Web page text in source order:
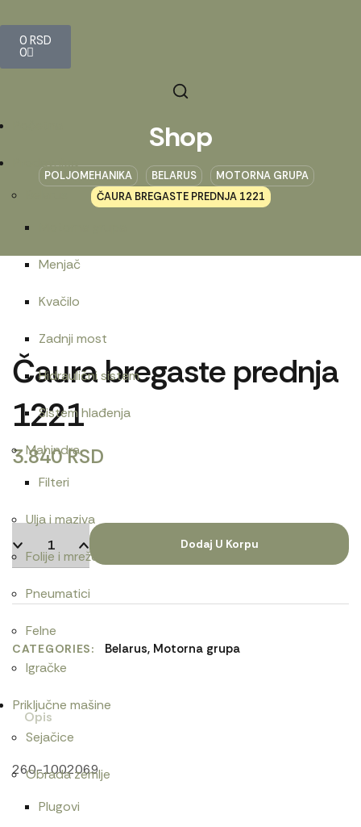
0 RSD
0
Prodavnica
Menjač
Kvačilo
Zadnji most
Hidraulični sistem
Sistem hlađenja
Mahindra
Filteri
Ulja i maziva
Folije i mreže
Pneumatici
Felne
Igračke
Priključne mašine
Sejačice
Obrada zemlje
Plugovi
Shop
POLJOMEHANIKA BELARUS
MOTORNA GRUPA
ČAURA BREGASTE PREDNJA 1221
Čaura bregaste prednja
1221
3.840RSD
Dodaj U Korpu
CATEGORIES Belarus, Motorna grupa
Opis
260-1002069